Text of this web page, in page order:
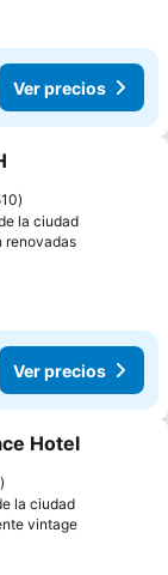
Ver precios
la ciudad
renovadasVer
Ver precios
Hotel
la ciudad
vintageVer